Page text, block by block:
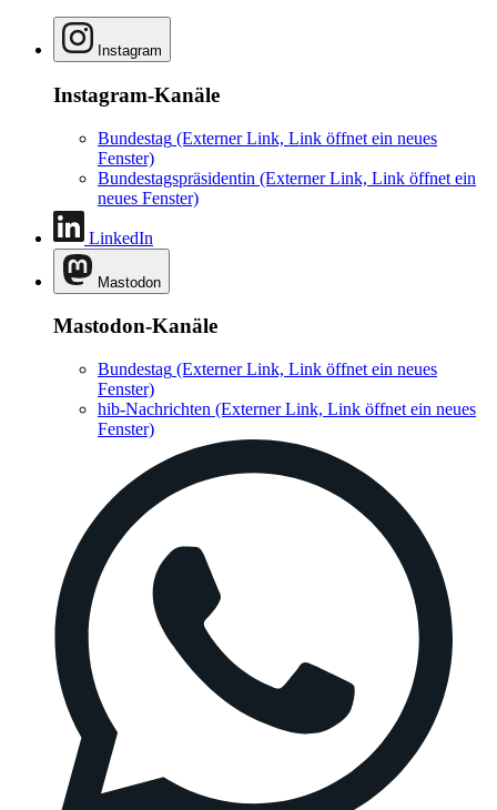
Instagram
Instagram-Kanäle
Bundestag (Externer Link, Link öffnet ein neues
Fenster)
Bundestagspräsidentin (Externer Link, Link öffnet ein
neues Fenster)
LinkedIn
Mastodon
Mastodon-Kanäle
Bundestag (Externer Link, Link öffnet ein neues
Fenster)
hib-Nachrichten (Externer Link, Link öffnet ein neues
Fenster)